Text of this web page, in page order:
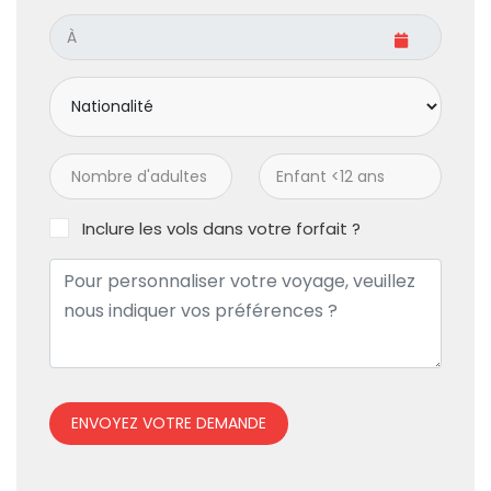
Inclure les vols dans votre forfait ?
ENVOYEZ VOTRE DEMANDE